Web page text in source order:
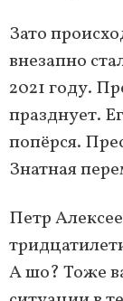
Зато
внезапно
2021 году.
празднует.
попёрся.
Знатная
Петр
А шо? Тоже